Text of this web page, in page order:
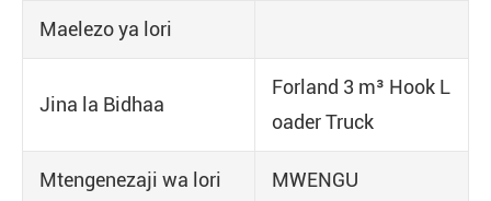
Maelezo ya lori
Jina la Bidhaa
Forland 3 m³ Hook L
oader Truck
Mtengenezaji wa lori MWENGU